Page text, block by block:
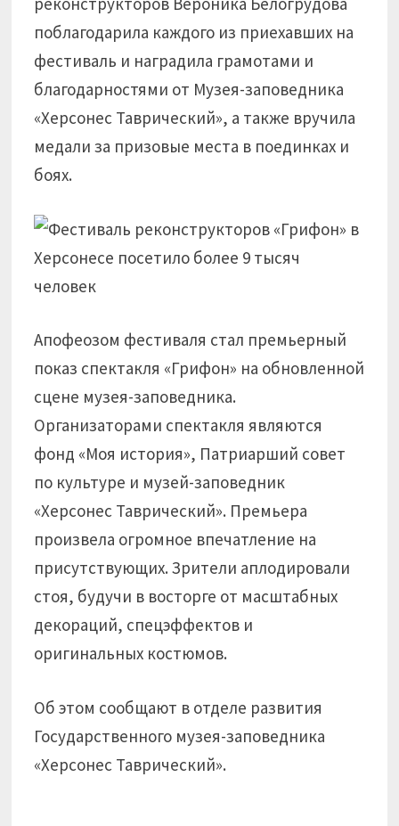
поблагодарила каждого из приехавших на
фестиваль и наградила грамотами и
благодарностями от Музея-заповедника
«Херсонес Таврический», а также вручила
медали за призовые места в поединках и
боях.
Апофеозом фестиваля стал премьерный
показ спектакля «Грифон» на обновленной
сцене музея-заповедника.
Организаторами спектакля являются
фонд «Моя история», Патриарший совет
по культуре и музей-заповедник
«Херсонес Таврический». Премьера
произвела огромное впечатление на
присутствующих. Зрители аплодировали
стоя, будучи в восторге от масштабных
декораций, спецэффектов и
оригинальных костюмов.
Об этом сообщают в отделе развития
Государственного музея-заповедника
«Херсонес Таврический».